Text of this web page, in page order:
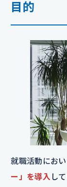
目的
就職活動におい
ー」を導入 し